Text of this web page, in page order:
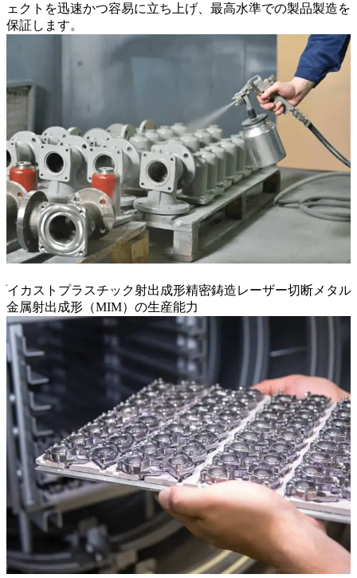
ェクトを迅速かつ容易に立ち上げ、最高水準での製品製造を
保証します。
イカスト プラスチック射出成形精密鋳造レーザー切断メタル
金属射出成形（MIM）の生産能力